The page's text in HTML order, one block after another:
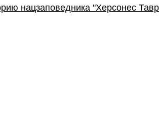
нацзаповедника "Херсонес